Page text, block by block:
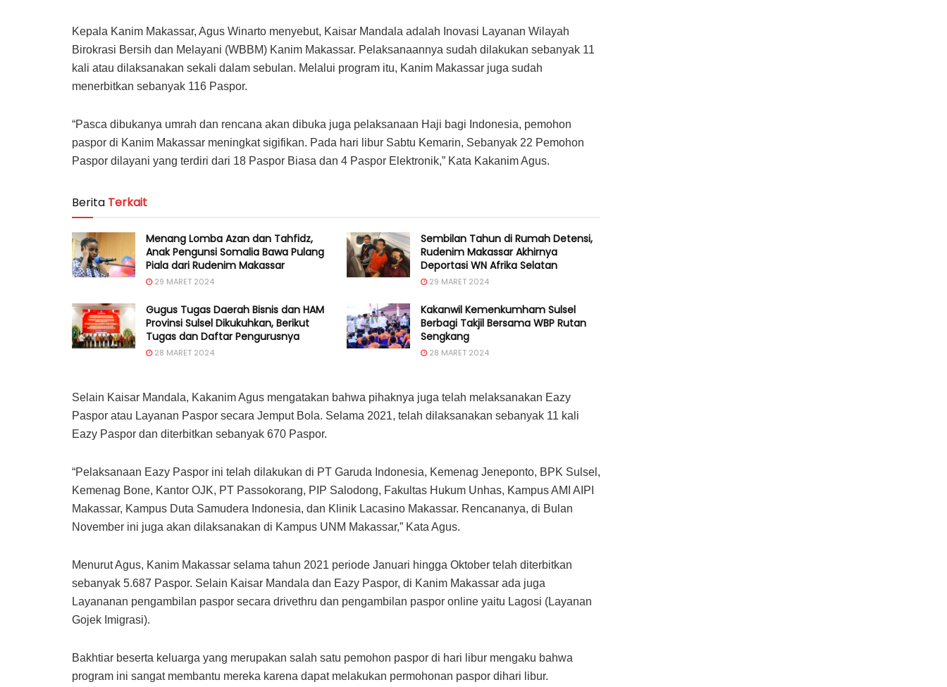
Kepala Kanim Makassar, Agus Winarto menyebut, Kaisar Mandala adalah Inovasi Layanan Wilayah
Birokrasi Bersih dan Melayani (WBBM) Kanim Makassar. Pelaksanaannya sudah dilakukan sebanyak 11
kali atau dilaksanakan sekali dalam sebulan. Melalui program itu, Kanim Makassar juga sudah
menerbitkan sebanyak 116 Paspor.
“Pasca dibukanya umrah dan rencana akan dibuka juga pelaksanaan Haji bagi Indonesia, pemohon
paspor di Kanim Makassar meningkat sigifikan. Pada hari libur Sabtu Kemarin, Sebanyak 22 Pemohon
Paspor dilayani yang terdiri dari 18 Paspor Biasa dan 4 Paspor Elektronik,” Kata Kakanim Agus.
Berita Terkait
Menang Lomba Azan dan Tahfidz,
Anak Pengunsi Somalia Bawa Pulang
Piala dari Rudenim Makassar
29 MARET 2024
Sembilan Tahun di Rumah Detensi,
Rudenim Makassar Akhirnya
Deportasi WN Afrika Selatan
29 MARET 2024
Gugus Tugas Daerah Bisnis dan HAM
Provinsi Sulsel Dikukuhkan, Berikut
Tugas dan Daftar Pengurusnya
28 MARET 2024
Kakanwil Kemenkumham Sulsel
Berbagi Takjil Bersama WBP Rutan
Sengkang
28 MARET 2024
Selain Kaisar Mandala, Kakanim Agus mengatakan bahwa pihaknya juga telah melaksanakan Eazy
Paspor atau Layanan Paspor secara Jemput Bola. Selama 2021, telah dilaksanakan sebanyak 11 kali
Eazy Paspor dan diterbitkan sebanyak 670 Paspor.
“Pelaksanaan Eazy Paspor ini telah dilakukan di PT Garuda Indonesia, Kemenag Jeneponto, BPK Sulsel,
Kemenag Bone, Kantor OJK, PT Passokorang, PIP Salodong, Fakultas Hukum Unhas, Kampus AMI AIPI
Makassar, Kampus Duta Samudera Indonesia, dan Klinik Lacasino Makassar. Rencananya, di Bulan
November ini juga akan dilaksanakan di Kampus UNM Makassar,” Kata Agus.
Menurut Agus, Kanim Makassar selama tahun 2021 periode Januari hingga Oktober telah diterbitkan
sebanyak 5.687 Paspor. Selain Kaisar Mandala dan Eazy Paspor, di Kanim Makassar ada juga
Layananan pengambilan paspor secara drivethru dan pengambilan paspor online yaitu Lagosi (Layanan
Gojek Imigrasi).
Bakhtiar beserta keluarga yang merupakan salah satu pemohon paspor di hari libur mengaku bahwa
program ini sangat membantu mereka karena dapat melakukan permohonan paspor dihari libur.